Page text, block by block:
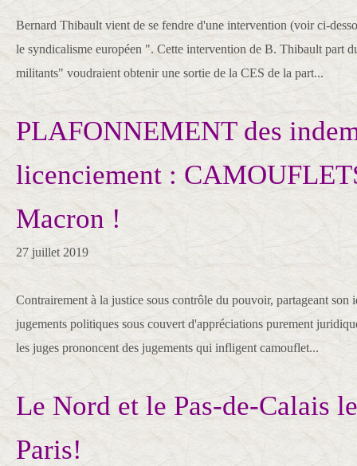
Bernard Thibault vient de se fendre d'une intervention (voir ci-
le syndicalisme européen ". Cette intervention de B. Thibault part
militants" voudraient obtenir une sortie de la CES de la part...
PLAFONNEMENT des
licenciement :
Macron !
27 juillet 2019
Contrairement à la justice sous contrôle du pouvoir, partageant son
jugements politiques sous couvert d'appréciations purement
les juges prononcent des jugements qui infligent camouflet...
Le Nord et le Pas-de-Calais
Paris!